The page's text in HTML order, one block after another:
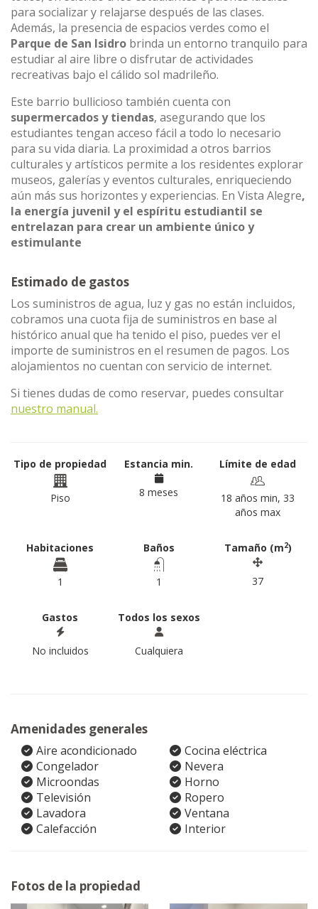
para socializar y relajarse después de las clases.
Además, la presencia de espacios verdes como el
Parque de San Isidro brinda un entorno tranquilo para
estudiar al aire libre o disfrutar de actividades
recreativas bajo el cálido sol madrileño.
Este barrio bullicioso también cuenta con
supermercados y tiendas, asegurando que los
estudiantes tengan acceso fácil a todo lo necesario
para su vida diaria. La proximidad a otros barrios
culturales y artísticos permite a los residentes explorar
museos, galerías y eventos culturales, enriqueciendo
aún más sus horizontes y experiencias. En Vista Alegre,
la energía juvenil y el espíritu estudiantil se
entrelazan para crear un ambiente único y
estimulante
Estimado de gastos
Los suministros de agua, luz y gas no están incluidos,
cobramos una cuota fija de suministros en base al
histórico anual que ha tenido el piso, puedes ver el
importe de suministros en el resumen de pagos. Los
alojamientos no cuentan con servicio de internet.
Si tienes dudas de como reservar, puedes consultar
nuestro manual.
Tipo de propiedad
Piso
Estancia min.
8 meses
Límite de edad
18 años min, 33
años max
Habitaciones
1
Baños
1
Tamaño (m2)
37
Gastos
No incluidos
Todos los sexos
Cualquiera
Amenidades generales
Aire acondicionado
Cocina eléctrica
Congelador
Nevera
Microondas
Horno
Televisión
Ropero
Lavadora
Ventana
Calefacción
Interior
Fotos de la propiedad